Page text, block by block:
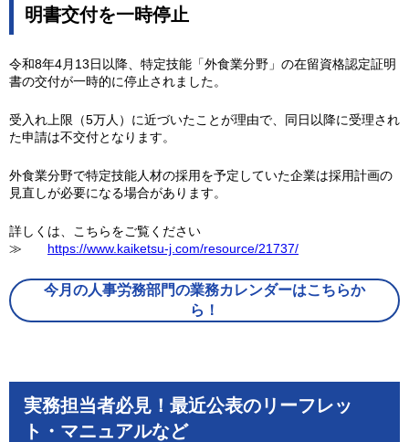
明書交付を一時停止
令和8年4月13日以降、特定技能「外食業分野」の在留資格認定証明
書の交付が一時的に停止されました。
受入れ上限（5万人）に近づいたことが理由で、同日以降に受理され
た申請は不交付となります。
外食業分野で特定技能人材の採用を予定していた企業は採用計画の
見直しが必要になる場合があります。
詳しくは、こちらをご覧ください
≫ https://www.kaiketsu-j.com/resource/21737/
今月の人事労務部門の業務カレンダーはこちらか
ら！
実務担当者必見！最近公表のリーフレッ
ト・マニュアルなど